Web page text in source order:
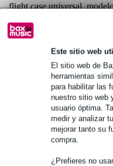
Este sitio web
El sitio web de
herramientas
para habilitar las
nuestro sitio web
usuario óptima.
medir y analizar
mejorar tanto su
compra.
¿Prefieres no
flight case universal,
paneles mutiplex de 7 mm
forro interior de espuma
Especificaciones completas
Véase también (4)